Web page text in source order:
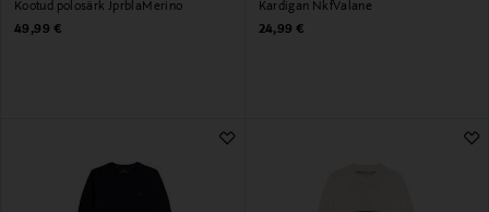
Kootud polosärk JprblaMerino
Original Price
49,99 €
Kardigan NkfValane
Original Price
24,99 €